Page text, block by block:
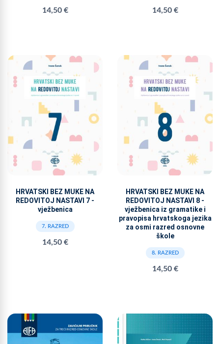
14,50 € 14,50 €
HRVATSKI BEZ MUKE NA
REDOVITOJ NASTAVI 7 -
vježbenica
7. RAZRED
14,50 €
HRVATSKI BEZ MUKE NA
REDOVITOJ NASTAVI 8 -
vježbenica iz gramatike i
pravopisa hrvatskoga jezika
za osmi razred osnovne
škole
8. RAZRED
14,50 €